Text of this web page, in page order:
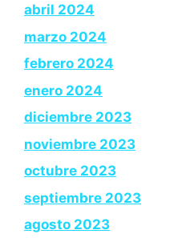
abril 2024
marzo 2024
febrero 2024
enero 2024
diciembre 2023
noviembre 2023
octubre 2023
septiembre 2023
agosto 2023